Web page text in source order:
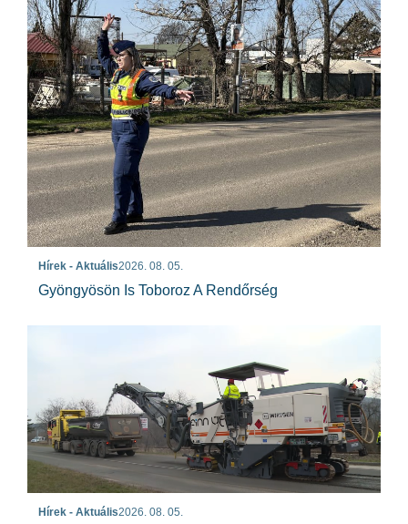
Hírek - Aktuális2026. 08. 05.
Gyöngyösön Is Toboroz A Rendőrség
Hírek - Aktuális2026. 08. 05.